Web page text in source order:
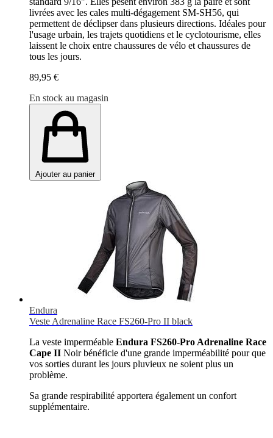
livrées avec les cales multi-dégagement SM-SH56, qui
permettent de déclipser dans plusieurs directions. Idéales pour
l'usage urbain, les trajets quotidiens et le cyclotourisme, elles
laissent le choix entre chaussures de vélo et chaussures de
tous les jours.
89,95 €
En stock au magasin
Ajouter au panier
Endura
Veste Adrenaline Race FS260-Pro II black
La veste imperméable Endura FS260-Pro Adrenaline Race
Cape II Noir bénéficie d'une grande imperméabilité pour que
vos sorties durant les jours pluvieux ne soient plus un
problème.
Sa grande respirabilité apportera également un confort
supplémentaire.